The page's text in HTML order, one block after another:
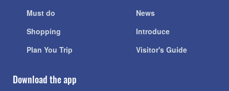
Must do
Shopping
Plan You Trip
News
Introduce
Visitor's Guide
Download the app